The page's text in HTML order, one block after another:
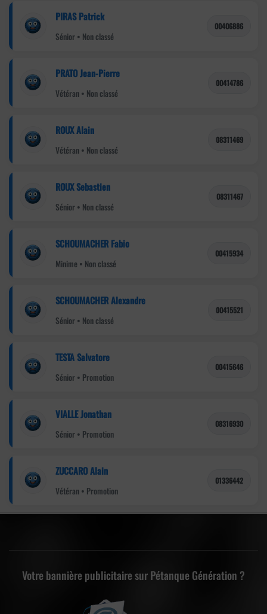
PIRAS Patrick
Sénior • Non classé
00406886
PRATO Jean-Pierre
Vétéran • Non classé
00414786
ROUX Alain
Vétéran • Non classé
08311469
ROUX Sebastien
Sénior • Non classé
08311467
SCHOUMACHER Fabio
Minime • Non classé
00415934
SCHOUMACHER Alexandre
Sénior • Non classé
00415521
TESTA Salvatore
Sénior • Promotion
00415646
VIALLE Jonathan
Sénior • Promotion
08316930
ZUCCARO Alain
Vétéran • Promotion
01336442
Votre bannière publicitaire sur Pétanque Génération ?